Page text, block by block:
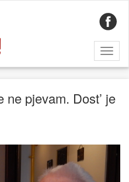
pjevam. Dost’ je